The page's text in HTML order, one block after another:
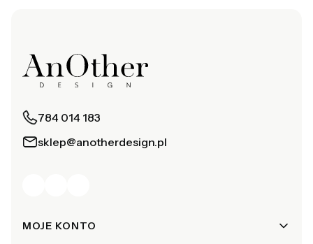
784 014 183
sklep@anotherdesign.pl
Linki w stopce
MOJE KONTO